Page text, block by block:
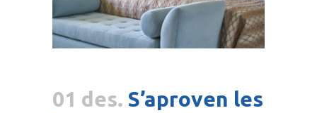
01 des. S’aproven les